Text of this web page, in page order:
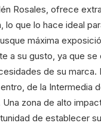
Rosales, ofrece
lo que lo hace ideal
máxima
a su gusto, ya que
de su
de la Intermedia
zona de alto
de establecer